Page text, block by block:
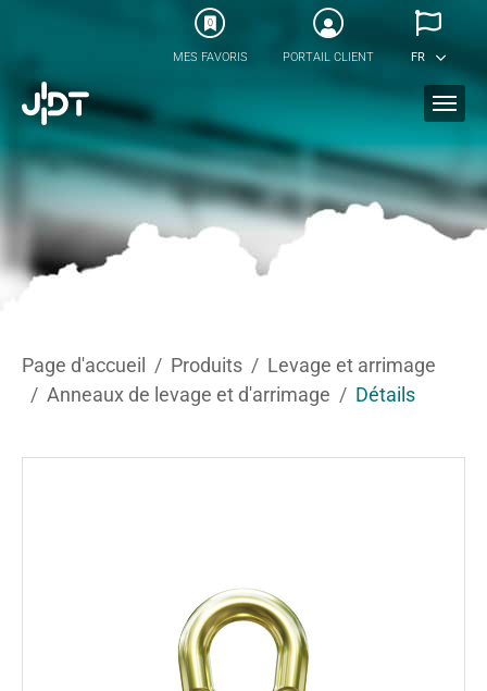
0
MES FAVORIS PORTAIL CLIENT FR
Page d'accueil Produits
Levage et arrimage
Anneaux de levage et d'arrimage
Détails